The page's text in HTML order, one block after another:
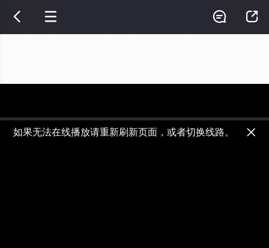
 



如果无法在线播放请重新刷新页面，或者切换线路。